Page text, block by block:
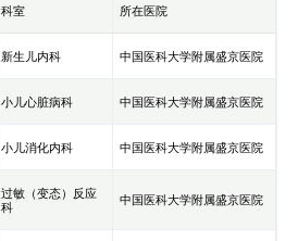
科室 所在医院
新生儿内科 中国医科大学附属盛京医院
小儿心脏病科 中国医科大学附属盛京医院
小儿消化内科 中国医科大学附属盛京医院
过敏（变态）反应
科
中国医科大学附属盛京医院